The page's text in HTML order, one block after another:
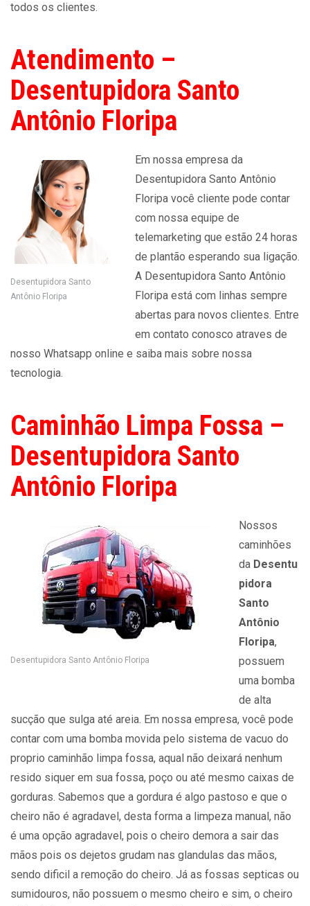
todos os clientes.
Atendimento –
Desentupidora Santo
Antônio Floripa
Desentupidora Santo
Antônio Floripa
Em nossa empresa da
Desentupidora Santo Antônio
Floripa você cliente pode contar
com nossa equipe de
telemarketing que estão 24 horas
de plantão esperando sua ligação.
A Desentupidora Santo Antônio
Floripa está com linhas sempre
abertas para novos clientes. Entre
em contato conosco atraves de
nosso Whatsapp online e saiba mais sobre nossa
tecnologia.
Caminhão Limpa Fossa –
Desentupidora Santo
Antônio Floripa
Desentupidora Santo Antônio Floripa
Nossos
caminhões
da Desentu
pidora
Santo
Antônio
Floripa,
possuem
uma bomba
de alta
sucção que sulga até areia. Em nossa empresa, você pode
contar com uma bomba movida pelo sistema de vacuo do
proprio caminhão limpa fossa, aqual não deixará nenhum
resido siquer em sua fossa, poço ou até mesmo caixas de
gorduras. Sabemos que a gordura é algo pastoso e que o
cheiro não é agradavel, desta forma a limpeza manual, não
é uma opção agradavel, pois o cheiro demora a sair das
mãos pois os dejetos grudam nas glandulas das mãos,
sendo dificil a remoção do cheiro. Já as fossas septicas ou
sumidouros, não possuem o mesmo cheiro e sim, o cheiro